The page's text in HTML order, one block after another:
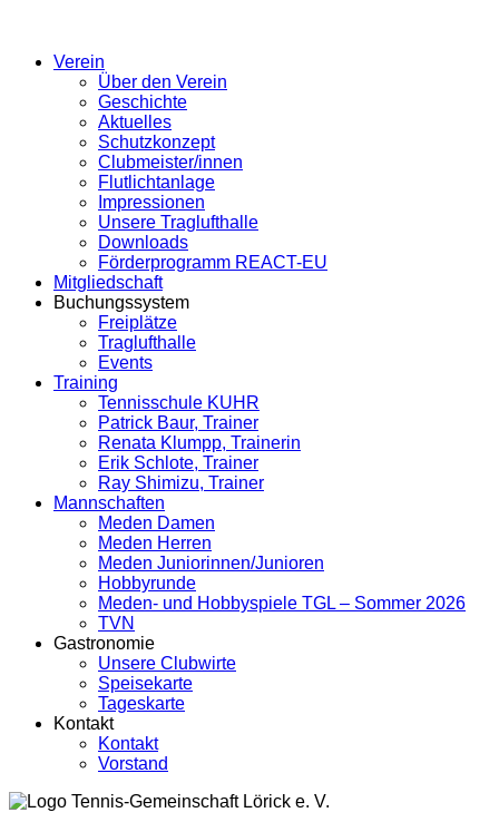
Verein
Über den Verein
Geschichte
Aktuelles
Schutzkonzept
Clubmeister/innen
Flutlichtanlage
Impressionen
Unsere Traglufthalle
Downloads
Förderprogramm REACT-EU
Mitgliedschaft
Buchungssystem
Freiplätze
Traglufthalle
Events
Training
Tennisschule KUHR
Patrick Baur, Trainer
Renata Klumpp, Trainerin
Erik Schlote, Trainer
Ray Shimizu, Trainer
Mannschaften
Meden Damen
Meden Herren
Meden Juniorinnen/Junioren
Hobbyrunde
Meden- und Hobbyspiele TGL – Sommer 2026
TVN
Gastronomie
Unsere Clubwirte
Speisekarte
Tageskarte
Kontakt
Kontakt
Vorstand